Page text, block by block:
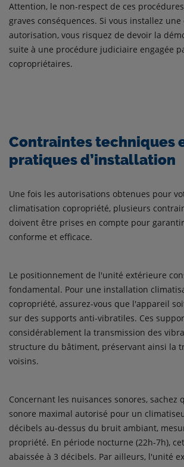
Attention, le non-respect de ces
graves conséquences. Si vous installez
autorisation, vous risquez de devoir la
suite à une procédure judiciaire engagée
copropriétaires.
Contraintes techniques
pratiques d’installation
Une fois les autorisations obtenues pour
climatisation copropriété, plusieurs
doivent être prises en compte pour
conforme et efficace.
Le positionnement de l'unité extérieure
fondamental. Pour une installation
copropriété, assurez-vous que l'appareil
sur des supports anti-vibratiles. Ces
considérablement la transmission des
structure du bâtiment, préservant ainsi la
voisins.
Concernant les nuisances sonores, sachez
sonore maximal autorisé pour un
décibels au-dessus du bruit ambiant,
propriété. En période nocturne (22h-7h),
abaissée à 3 décibels. Par ailleurs, l'unité